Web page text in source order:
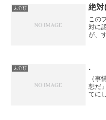
未分類 絶対
この
対に
が、
未分類 .
（事
想だ
てに